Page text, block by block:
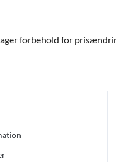
forbehold for